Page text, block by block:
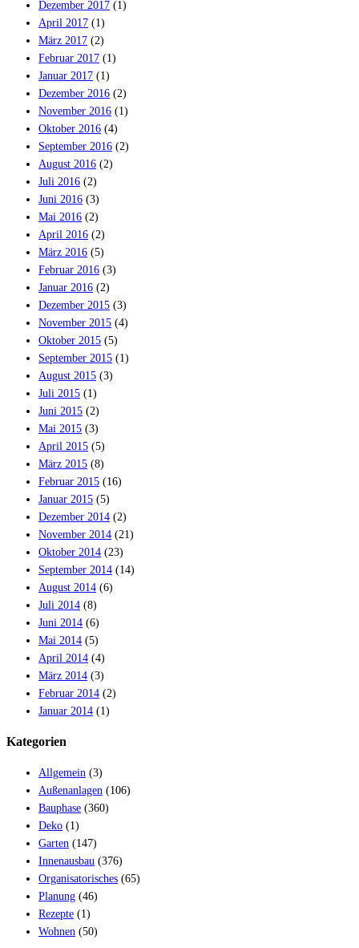
Dezember 2017 (1)
April 2017 (1)
März 2017 (2)
Februar 2017 (1)
Januar 2017 (1)
Dezember 2016 (2)
November 2016 (1)
Oktober 2016 (4)
September 2016 (2)
August 2016 (2)
Juli 2016 (2)
Juni 2016 (3)
Mai 2016 (2)
April 2016 (2)
März 2016 (5)
Februar 2016 (3)
Januar 2016 (2)
Dezember 2015 (3)
November 2015 (4)
Oktober 2015 (5)
September 2015 (1)
August 2015 (3)
Juli 2015 (1)
Juni 2015 (2)
Mai 2015 (3)
April 2015 (5)
März 2015 (8)
Februar 2015 (16)
Januar 2015 (5)
Dezember 2014 (2)
November 2014 (21)
Oktober 2014 (23)
September 2014 (14)
August 2014 (6)
Juli 2014 (8)
Juni 2014 (6)
Mai 2014 (5)
April 2014 (4)
März 2014 (3)
Februar 2014 (2)
Januar 2014 (1)
Kategorien
Allgemein (3)
Außenanlagen (106)
Bauphase (360)
Deko (1)
Garten (147)
Innenausbau (376)
Organisatorisches (65)
Planung (46)
Rezepte (1)
Wohnen (50)